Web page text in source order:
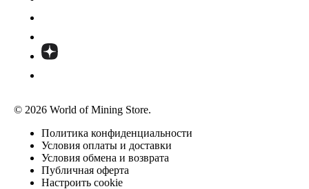
© 2026 World of Mining Store.
Политика конфиденциальности
Условия оплаты и доставки
Условия обмена и возврата
Публичная оферта
Настроить cookie